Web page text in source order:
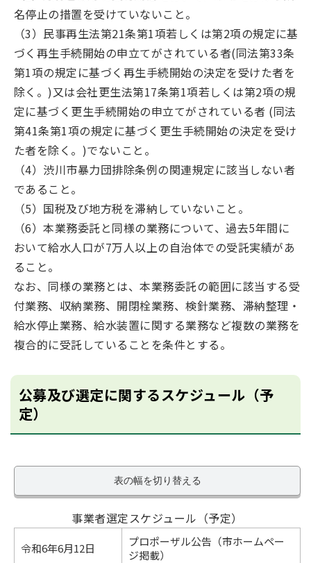
名停止の措置を受けていないこと。
（3）民事再生法第21条第1項若しくは第2項の規定に基
づく再生手続開始の申立てがされている者(同法第33条
第1項の規定に基づく再生手続開始の決定を受けた者を
除く。)又は会社更生法第17条第1項若しくは第2項の規
定に基づく更生手続開始の申立てがされている者 (同法
第41条第1項の規定に基づく更生手続開始の決定を受け
た者を除く。)でないこと。
（4）渋川市暴力団排除条例の関連規定に該当しない者
であること。
（5）国税及び地方税を滞納していないこと。
（6）本業務委託と同様の業務について、過去5年間に
おいて給水人口が7万人以上の自治体での受託実績があ
ること。
なお、同様の業務とは、本業務委託の範囲に該当する受
付業務、収納業務、開閉栓業務、検針業務、滞納整理・
給水停止業務、給水装置に関する業務など複数の業務を
複合的に受託していることを条件とする。
公募及び選定に関するスケジュール（予
定）
表の幅を切り替える
事業者選定スケジュール（予定）
令和6年6月12日
プロポーザル公告（市ホームペー
ジ掲載）